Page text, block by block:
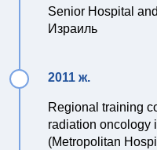
Senior Hospital
Израиль
2011 ж.
Regional training
radiation oncology
(Metropolitan